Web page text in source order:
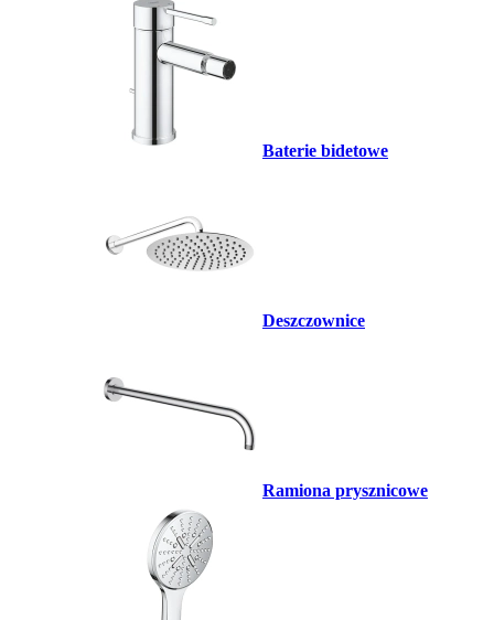
Baterie bidetowe
Deszczownice
Ramiona prysznicowe